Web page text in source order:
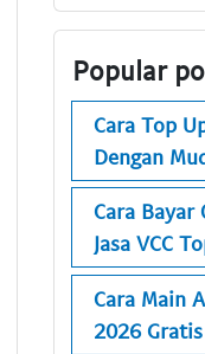
Popular
Cara Top
Dengan
Cara Bayar
Jasa VCC
Cara Main
2026 Gratis